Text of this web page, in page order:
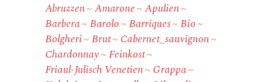
Abruzzen Amarone
Apulien
Barbera
Barolo Barriques
Bio
Bolgheri
Brut
Cabernet_sauvignon
Chardonnay
Feinkost
Friaul-Julisch Venetien
Grappa